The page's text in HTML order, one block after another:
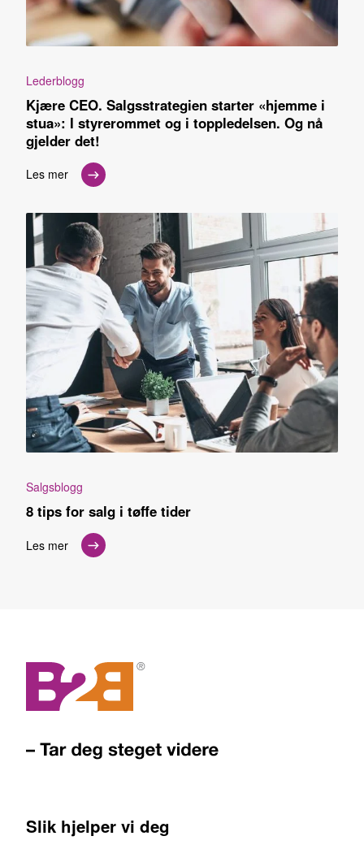
Lederblogg
Kjære CEO. Salgsstrategien starter «hjemme i
stua»: I styrerommet og i toppledelsen. Og nå
gjelder det!
Les mer
Salgsblogg
8 tips for salg i tøffe tider
Les mer
Slik hjelper vi deg